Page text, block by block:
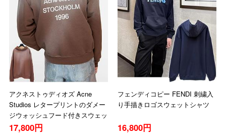
アクネストゥディオズ Acne
Studios レタープリントのダメー
ジウォッシュフード付きスウェッ
トシャツ
17,800円
フェンディコピー FENDI 刺繍入
り手描きロゴスウェットシャツ
16,800円